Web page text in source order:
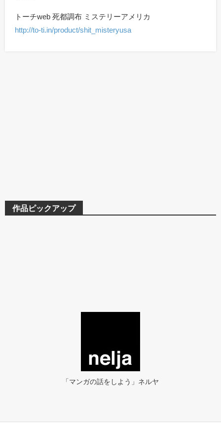
トーチweb 死都調布 ミステリーアメリカ
http://to-ti.in/product/shit_misteryusa
作品ピックアップ
「マンガの話をしよう」ネルヤ